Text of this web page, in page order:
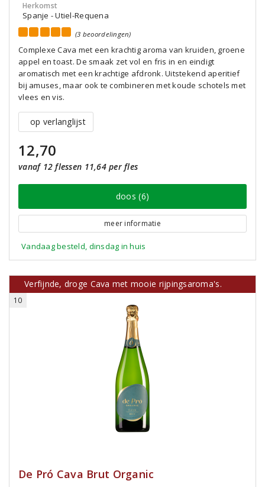
Herkomst
Spanje - Utiel-Requena
(3 beoordelingen)
Complexe Cava met een krachtig aroma van kruiden, groene
appel en toast. De smaak zet vol en fris in en eindigt
aromatisch met een krachtige afdronk. Uitstekend aperitief
bij amuses, maar ook te combineren met koude schotels met
vlees en vis.
op verlanglijst
12,70
vanaf 12 flessen 11,64 per fles
doos (6)
meer informatie
Vandaag besteld, dinsdag in huis
Verfijnde, droge Cava met mooie rijpingsaroma's.
10
De Pró Cava Brut Organic